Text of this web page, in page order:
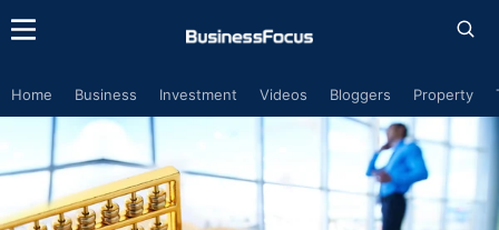
Home Business Investment Videos Bloggers Property